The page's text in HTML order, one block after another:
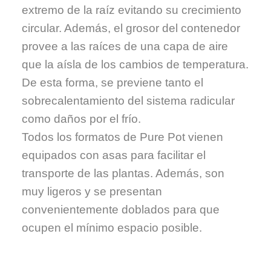
extremo de la raíz evitando su crecimiento
circular. Además, el grosor del contenedor
provee a las raíces de una capa de aire
que la aísla de los cambios de temperatura.
De esta forma, se previene tanto el
sobrecalentamiento del sistema radicular
como daños por el frío.
Todos los formatos de Pure Pot vienen
equipados con asas para facilitar el
transporte de las plantas. Además, son
muy ligeros y se presentan
convenientemente doblados para que
ocupen el mínimo espacio posible.